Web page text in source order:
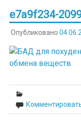
e7a9f234-
Опубликовано